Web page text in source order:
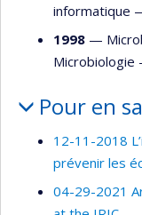
informatique
1998 —
Microbiologie
Pour en
12-11-2018
prévenir les
04-29-2021